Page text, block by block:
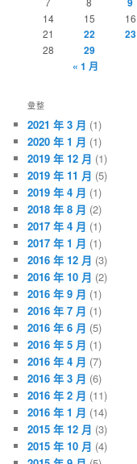
14
15 16
21
22 23
28
29
« 1 月
彙整
2021 年 3 月 (1)
2020 年 1 月 (1)
2019 年 12 月 (1)
2019 年 11 月 (5)
2019 年 4 月 (1)
2018 年 8 月 (2)
2017 年 4 月 (1)
2017 年 1 月 (1)
2016 年 12 月 (3)
2016 年 10 月 (2)
2016 年 9 月 (1)
2016 年 7 月 (1)
2016 年 6 月 (5)
2016 年 5 月 (1)
2016 年 4 月 (7)
2016 年 3 月 (6)
2016 年 2 月 (11)
2016 年 1 月 (14)
2015 年 12 月 (3)
2015 年 10 月 (4)